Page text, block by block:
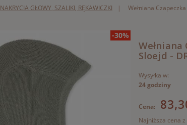
NAKRYCIA GŁOWY, SZALIKI, RĘKAWICZKI Wełniana
-30%
Wełniana
Sloejd -
Wysyłka w:
24 godziny
Cena:
Najniższa cena